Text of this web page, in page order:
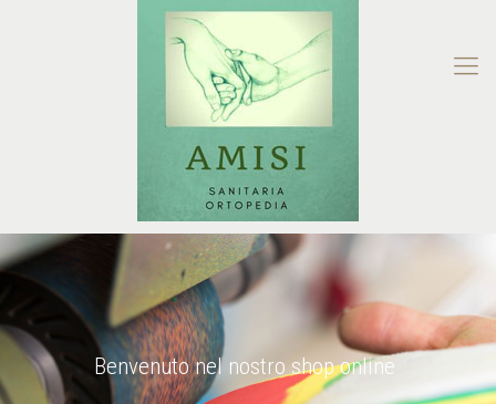
Benvenuto nel nostro shop online